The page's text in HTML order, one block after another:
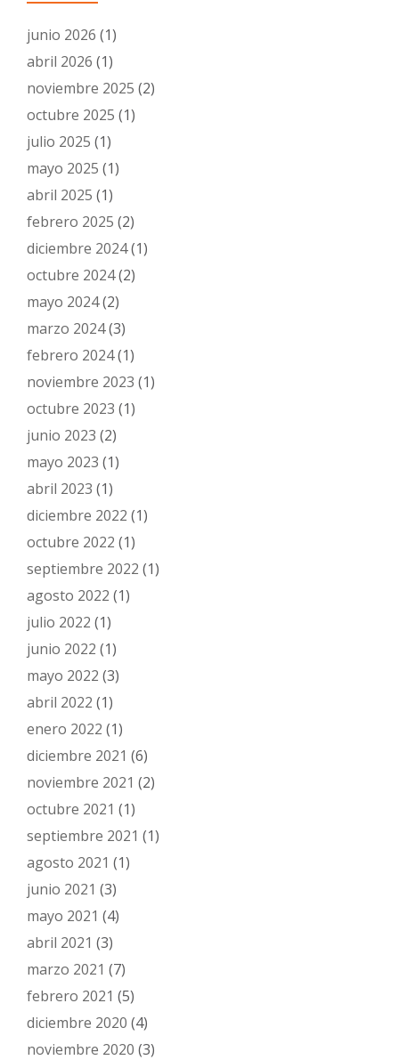
junio 2026 (1)
abril 2026 (1)
noviembre 2025 (2)
octubre 2025 (1)
julio 2025 (1)
mayo 2025 (1)
abril 2025 (1)
febrero 2025 (2)
diciembre 2024(1)
octubre 2024(2)
mayo 2024(2)
marzo 2024(3)
febrero 2024(1)
noviembre 2023 (1)
octubre 2023 (1)
junio 2023 (2)
mayo 2023 (1)
abril 2023 (1)
diciembre 2022 (1)
octubre 2022 (1)
septiembre 2022 (1)
agosto 2022 (1)
julio 2022 (1)
junio 2022 (1)
mayo 2022 (3)
abril 2022 (1)
enero 2022 (1)
diciembre 2021 (6)
noviembre 2021 (2)
octubre 2021 (1)
septiembre 2021 (1)
agosto 2021 (1)
junio 2021 (3)
mayo 2021 (4)
abril 2021 (3)
marzo 2021 (7)
febrero 2021 (5)
diciembre 2020 (4)
noviembre 2020 (3)